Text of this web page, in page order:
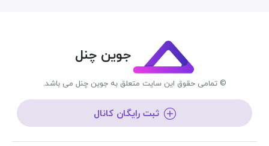
جوین چنل
© تمامی حقوق این سایت متعلق به جوین چنل می باشد.
ثبت رایگان کانال